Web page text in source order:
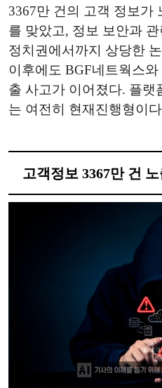
3367만 건의 고객 정보가
를 맞았고, 정보 보안과
정치권에서까지 상당한
이후에도 BGF네트웍스
출 사고가 이어졌다. 플랫
는 여전히 현재진행형이
고객정보 3367만 건